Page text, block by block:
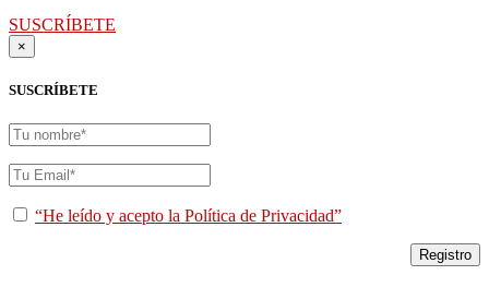
SUSCRÍBETE
×
SUSCRÍBETE
“He leído y acepto la Política de Privacidad”